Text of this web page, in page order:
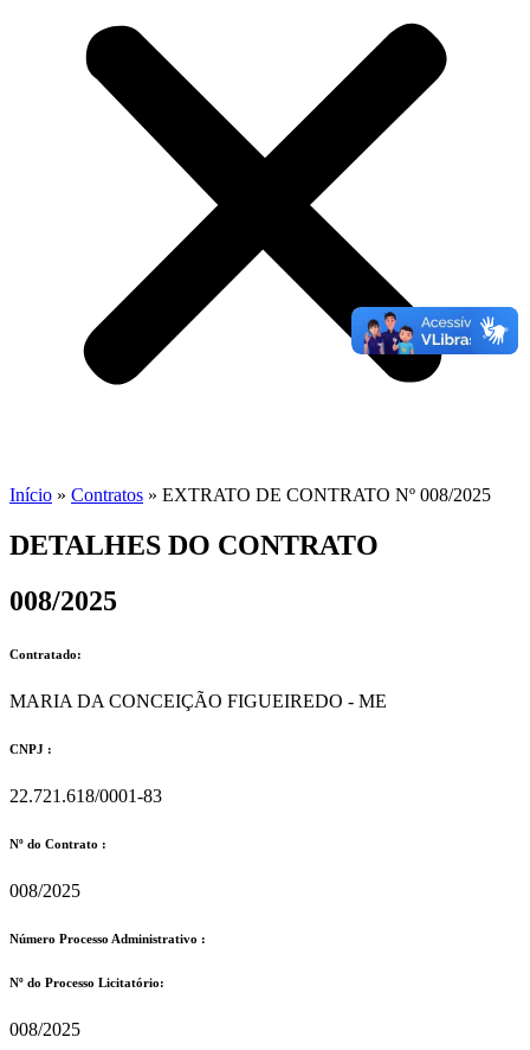
Início » Contratos » EXTRATO DE CONTRATO Nº 008/2025
DETALHES DO CONTRATO​
008/2025
Contratado:
MARIA DA CONCEIÇÃO FIGUEIREDO - ME
CNPJ :
22.721.618/0001-83
Nº do Contrato :
008/2025
Número Processo Administrativo :
Nº do Processo Licitatório:
008/2025